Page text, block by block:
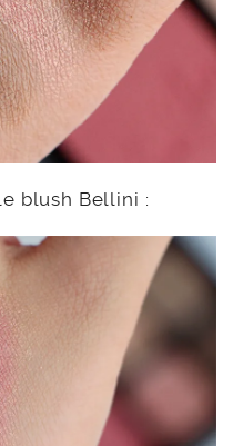
blush Bellini :